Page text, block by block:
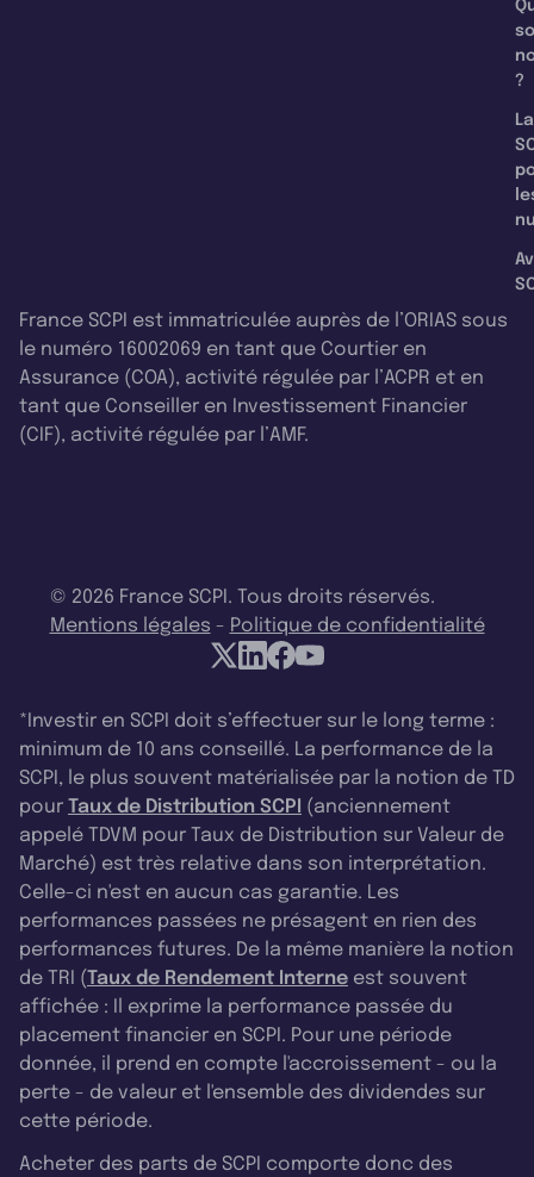
?
La
France SCPI est immatriculée auprès de l’ORIAS sous
le numéro 16002069 en tant que Courtier en
Assurance (COA), activité régulée par l’ACPR et en
tant que Conseiller en Investissement Financier
(CIF), activité régulée par l’AMF.
© 2026 France SCPI. Tous droits réservés.
Mentions légales - Politique de confidentialité
*Investir en SCPI doit s’effectuer sur le long terme :
minimum de 10 ans conseillé. La performance de la
SCPI, le plus souvent matérialisée par la notion de TD
pour Taux de Distribution SCPI (anciennement
appelé TDVM pour Taux de Distribution sur Valeur de
Marché) est très relative dans son interprétation.
Celle-ci n'est en aucun cas garantie. Les
performances passées ne présagent en rien des
performances futures. De la même manière la notion
de TRI (Taux de Rendement Interne est souvent
affichée : Il exprime la performance passée du
placement financier en SCPI. Pour une période
donnée, il prend en compte l'accroissement - ou la
perte - de valeur et l'ensemble des dividendes sur
cette période.
Acheter des parts de SCPI comporte donc des